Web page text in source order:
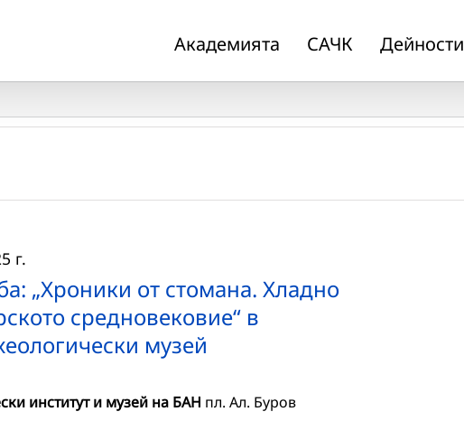
Академията САЧК Дейности
„Хроники от стомана. Хладно
средновековие“ в
музей
г.
институт и музей на БАН пл. Ал. Буров